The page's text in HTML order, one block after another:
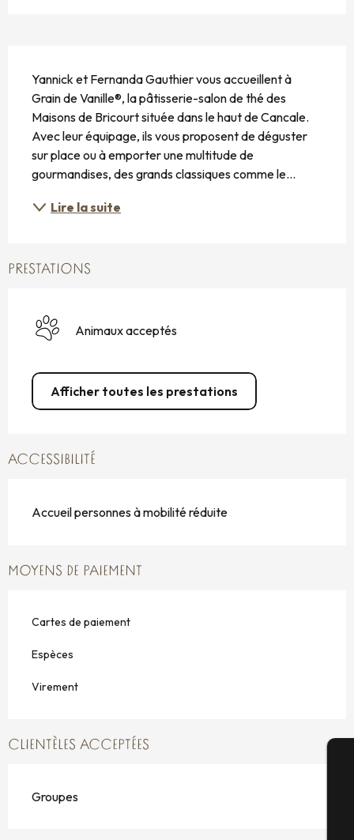
Yannick et Fernanda Gauthier vous accueillent à
Grain de Vanille®, la pâtisserie-salon de thé des
Maisons de Bricourt située dans le haut de Cancale.
Avec leur équipage, ils vous proposent de déguster
sur place ou à emporter une multitude de
gourmandises, des grands classiques comme le...
Lire la suite
PRESTATIONS
Animaux acceptés
Afficher toutes les prestations
ACCESSIBILITÉ
Accueil personnes à mobilité réduite
MOYENS DE PAIEMENT
Cartes de paiement
Espèces
Virement
CLIENTÈLES ACCEPTÉES
Groupes